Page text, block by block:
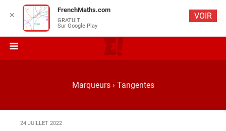
Marqueurs › Tangentes
24 JUILLET 2022
✕
FrenchMaths.com
GRATUIT
Sur Google Play
VOIR